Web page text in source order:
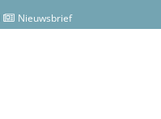
Nieuwsbrief